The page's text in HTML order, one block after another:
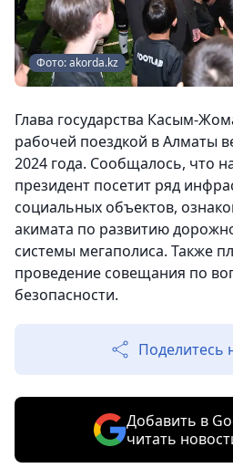
Фото: akorda.kz
Глава государства Касым-
рабочей поездкой в Алматы
2024 года. Сообщалось, что
президент посетит ряд
социальных объектов,
акимата по развитию
системы мегаполиса. Также
проведение совещания по
безопасности.
Поделитесь
Добавить в
читать